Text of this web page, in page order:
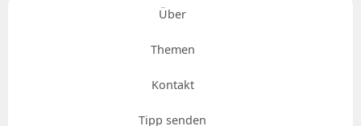
Über
Themen
Kontakt
Tipp senden